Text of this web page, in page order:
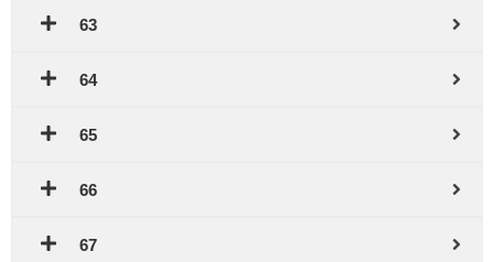
63
64
65
66
67